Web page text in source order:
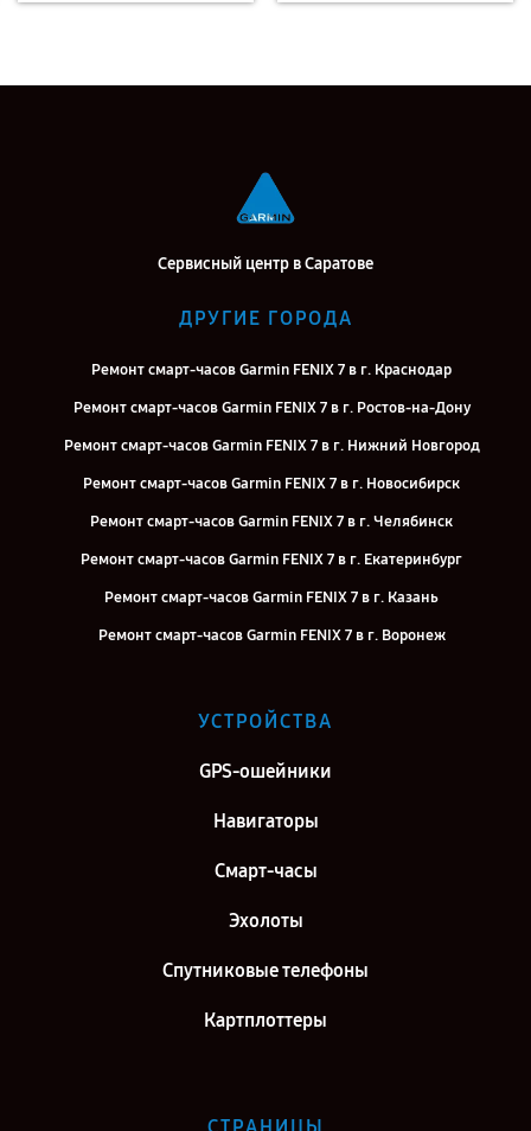
Сервисный центр в Саратове
ДРУГИЕ ГОРОДА
Ремонт смарт-часов Garmin FENIX 7 в г. Краснодар
Ремонт смарт-часов Garmin FENIX 7 в г. Ростов-на-Дону
Ремонт смарт-часов Garmin FENIX 7 в г. Нижний Новгород
Ремонт смарт-часов Garmin FENIX 7 в г. Новосибирск
Ремонт смарт-часов Garmin FENIX 7 в г. Челябинск
Ремонт смарт-часов Garmin FENIX 7 в г. Екатеринбург
Ремонт смарт-часов Garmin FENIX 7 в г. Казань
Ремонт смарт-часов Garmin FENIX 7 в г. Воронеж
Ремонт смарт-часов Garmin FENIX 7 в г. Киров
УСТРОЙСТВА
GPS-ошейники
Навигаторы
Смарт-часы
Эхолоты
Спутниковые телефоны
Картплоттеры